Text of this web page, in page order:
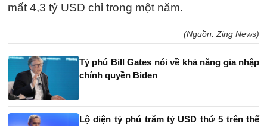
mất 4,3 tỷ USD chỉ trong một năm.
(Nguồn: Zing News)
Tỷ phú Bill Gates nói về khả năng gia nhập
chính quyền Biden
Lộ diện tỷ phú trăm tỷ USD thứ 5 trên thế